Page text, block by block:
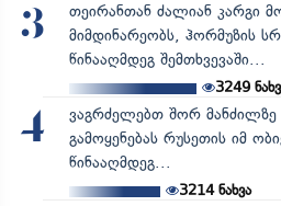
3
თეირანთან ძალიან კარგი
მიმდინარეობს, ჰორმუზის
წინააღმდეგ შემთხვევაში...
3249
4
ვაგრძელებთ შორ მანძილზე
გამოყენებას რუსეთის იმ
წინააღმდეგ...
3214ნახვა